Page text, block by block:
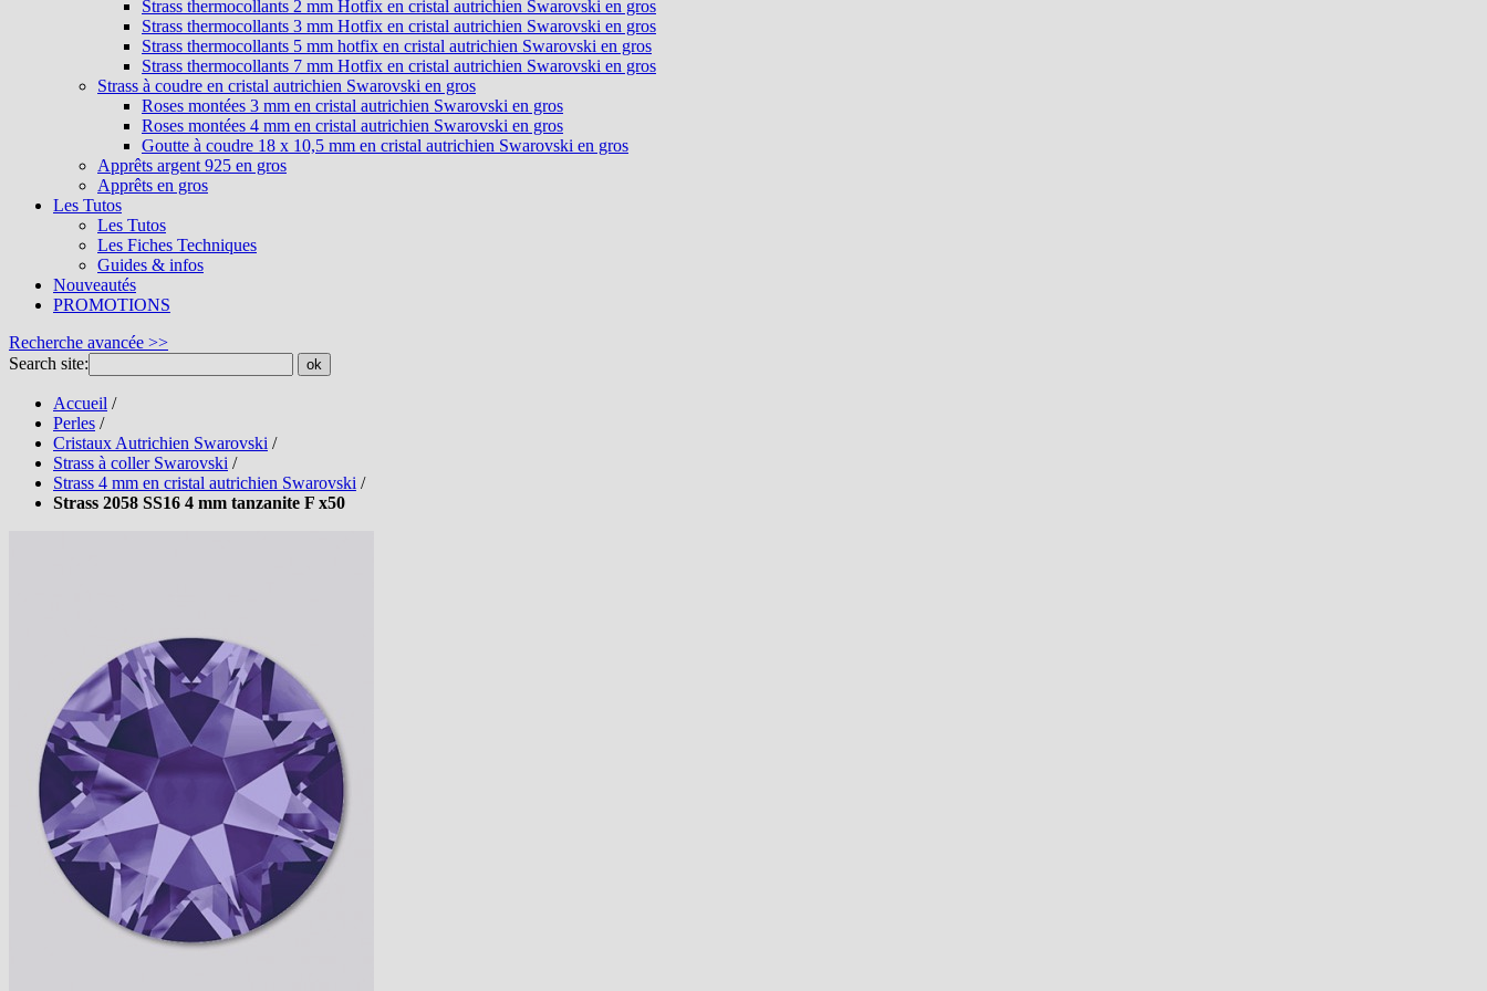
Strass thermocollants 2 mm Hotfix en cristal autrichien Swarovski en gros
Strass thermocollants 3 mm Hotfix en cristal autrichien Swarovski en gros
Strass thermocollants 5 mm hotfix en cristal autrichien Swarovski en gros
Strass thermocollants 7 mm Hotfix en cristal autrichien Swarovski en gros
Strass à coudre en cristal autrichien Swarovski en gros
Roses montées 3 mm en cristal autrichien Swarovski en gros
Roses montées 4 mm en cristal autrichien Swarovski en gros
Goutte à coudre 18 x 10,5 mm en cristal autrichien Swarovski en gros
Apprêts argent 925 en gros
Apprêts en gros
Les Tutos
Les Tutos
Les Fiches Techniques
Guides & infos
Nouveautés
PROMOTIONS
Recherche avancée >>
Search site:
ok
Accueil /
Perles /
Cristaux Autrichien Swarovski /
Strass à coller Swarovski /
Strass 4 mm en cristal autrichien Swarovski /
Strass 2058 SS16 4 mm tanzanite F x50